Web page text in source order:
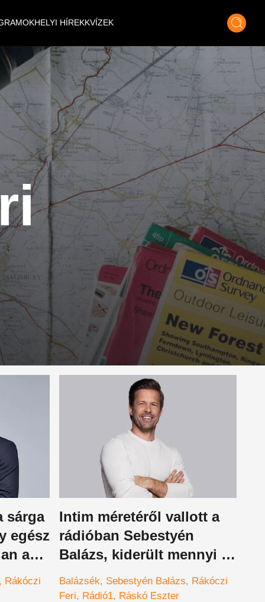
HELYI HÍREKKVÍZEK
sárga
egész
a
Rákóczi
Intim méretéről vallott a
rádióban Sebestyén
Balázs, kiderült mennyi az
annyi, Juli hatalmas
röhögésben tört ki
Balázsék Sebestyén Balázs
Rákóczi
Feri
Rádió1 Ráskó Eszter